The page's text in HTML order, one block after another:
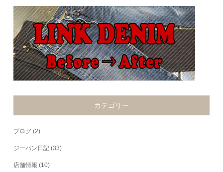
カテゴリー
ブログ (2)
ジーパン日記 (33)
店舗情報 (10)